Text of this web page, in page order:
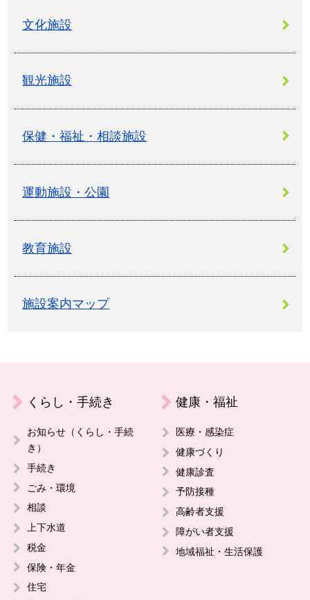
文化施設
観光施設
保健・福祉・相談施設
運動施設・公園
教育施設
施設案内マップ
くらし・手続き
お知らせ（くらし・手続
き）
手続き
ごみ・環境
相談
上下水道
税金
保険・年金
住宅
健康・福祉
医療・感染症
健康づくり
健康診査
予防接種
高齢者支援
障がい者支援
地域福祉・生活保護